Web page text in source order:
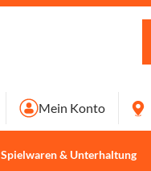
Spielwaren & Unterhaltung
Mein Konto